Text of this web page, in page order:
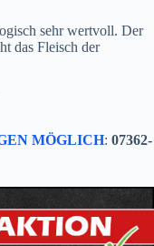
sehr wertvoll. Der
das Fleisch der
MÖGLICH: 07362-